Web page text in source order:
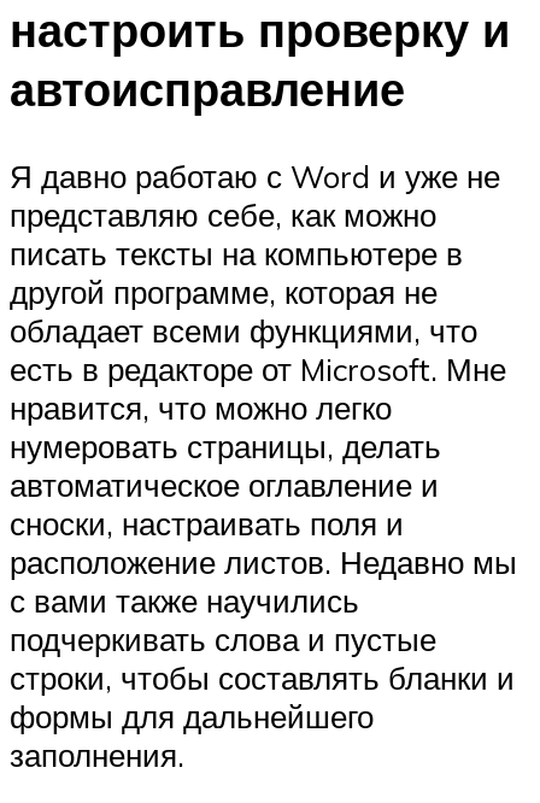
настроить проверку и
автоисправление
Я давно работаю с Word и уже не
представляю себе, как можно
писать тексты на компьютере в
другой программе, которая не
обладает всеми функциями, что
есть в редакторе от Microsoft. Мне
нравится, что можно легко
нумеровать страницы, делать
автоматическое оглавление и
сноски, настраивать поля и
расположение листов. Недавно мы
с вами также научились
подчеркивать слова и пустые
строки, чтобы составлять бланки и
формы для дальнейшего
заполнения.